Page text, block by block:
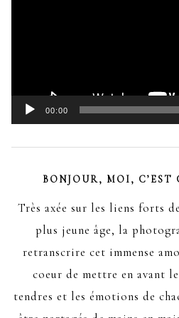
00:00
BONJOUR, MOI,
Très axée sur les liens forts
plus jeune âge, la
retranscrire cet immense
coeur de mettre en avant
tendres et les émotions de